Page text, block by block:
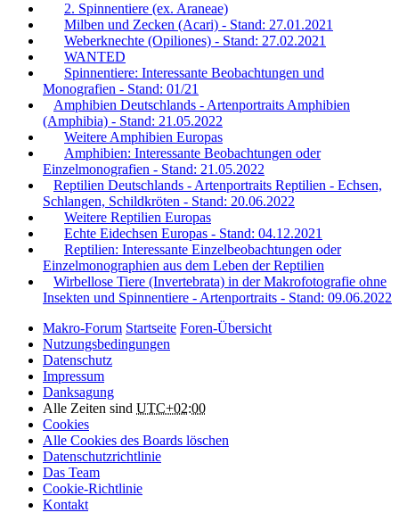
2. Spinnentiere (ex. Araneae)
Milben und Zecken (Acari) - Stand: 27.01.2021
Weberknechte (Opiliones) - Stand: 27.02.2021
WANTED
Spinnentiere: Interessante Beobachtungen und
Monografien - Stand: 01/21
Amphibien Deutschlands - Artenportraits Amphibien
(Amphibia) - Stand: 21.05.2022
Weitere Amphibien Europas
Amphibien: Interessante Beobachtungen oder
Einzelmonografien - Stand: 21.05.2022
Reptilien Deutschlands - Artenportraits Reptilien - Echsen,
Schlangen, Schildkröten - Stand: 20.06.2022
Weitere Reptilien Europas
Echte Eidechsen Europas - Stand: 04.12.2021
Reptilien: Interessante Einzelbeobachtungen oder
Einzelmonographien aus dem Leben der Reptilien
Wirbellose Tiere (Invertebrata) in der Makrofotografie ohne
Insekten und Spinnentiere - Artenportraits - Stand: 09.06.2022
Makro-Forum Startseite Foren-Übersicht
Nutzungsbedingungen
Datenschutz
Impressum
Danksagung
Alle Zeiten sind UTC+02:00
Cookies
Alle Cookies des Boards löschen
Datenschutzrichtlinie
Das Team
Cookie-Richtlinie
Kontakt